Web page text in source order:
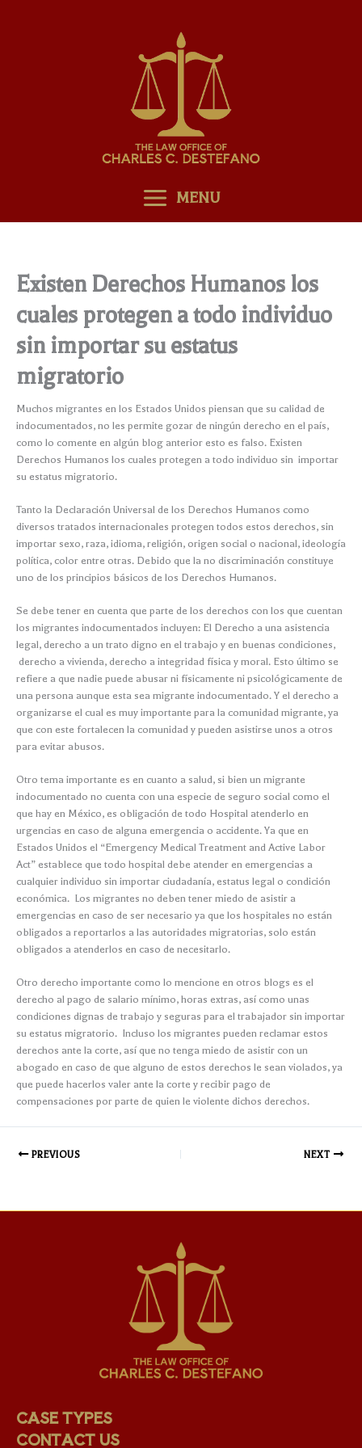
MENU
Existen Derechos Humanos los
cuales protegen a todo individuo
sin importar su estatus
migratorio
Muchos migrantes en los Estados Unidos piensan que su calidad de
indocumentados, no les permite gozar de ningún derecho en el país,
como lo comente en algún blog anterior esto es falso. Existen
Derechos Humanos los cuales protegen a todo individuo sin importar
su estatus migratorio.
Tanto la Declaración Universal de los Derechos Humanos como
diversos tratados internacionales protegen todos estos derechos, sin
importar sexo, raza, idioma, religión, origen social o nacional, ideología
política, color entre otras. Debido que la no discriminación constituye
uno de los principios básicos de los Derechos Humanos.
Se debe tener en cuenta que parte de los derechos con los que cuentan
los migrantes indocumentados incluyen: El Derecho a una asistencia
legal, derecho a un trato digno en el trabajo y en buenas condiciones,
derecho a vivienda, derecho a integridad física y moral. Esto último se
refiere a que nadie puede abusar ni físicamente ni psicológicamente de
una persona aunque esta sea migrante indocumentado. Y el derecho a
organizarse el cual es muy importante para la comunidad migrante, ya
que con este fortalecen la comunidad y pueden asistirse unos a otros
para evitar abusos.
Otro tema importante es en cuanto a salud, si bien un migrante
indocumentado no cuenta con una especie de seguro social como el
que hay en México, es obligación de todo Hospital atenderlo en
urgencias en caso de alguna emergencia o accidente. Ya que en
Estados Unidos el “Emergency Medical Treatment and Active Labor
Act” establece que todo hospital debe atender en emergencias a
cualquier individuo sin importar ciudadanía, estatus legal o condición
económica. Los migrantes no deben tener miedo de asistir a
emergencias en caso de ser necesario ya que los hospitales no están
obligados a reportarlos a las autoridades migratorias, solo están
obligados a atenderlos en caso de necesitarlo.
Otro derecho importante como lo mencione en otros blogs es el
derecho al pago de salario mínimo, horas extras, así como unas
condiciones dignas de trabajo y seguras para el trabajador sin importar
su estatus migratorio. Incluso los migrantes pueden reclamar estos
derechos ante la corte, así que no tenga miedo de asistir con un
abogado en caso de que alguno de estos derechos le sean violados, ya
que puede hacerlos valer ante la corte y recibir pago de
compensaciones por parte de quien le violente dichos derechos.
PREVIOUS NEXT
CASE TYPES
CONTACT US